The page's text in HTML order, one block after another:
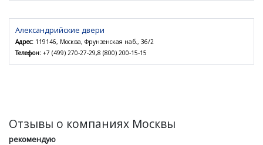
Александрийские двери
Адрес: 119146, Москва, Фрунзенская наб., 36/2
Телефон: +7 (499) 270-27-29,8 (800) 200-15-15
Отзывы о компаниях Москвы
рекомендую